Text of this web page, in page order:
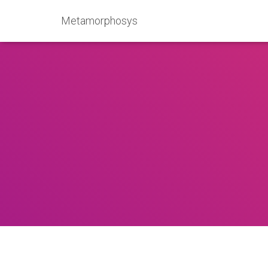
Metamorphosys